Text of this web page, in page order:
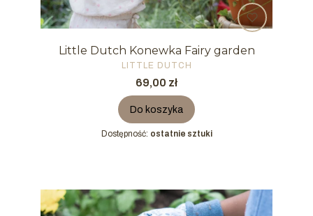
Little Dutch Konewka Fairy garden
PRODUCENT
LITTLE DUTCH
Cena
69,00 zł
Do koszyka
Dostępność: ostatnie sztuki